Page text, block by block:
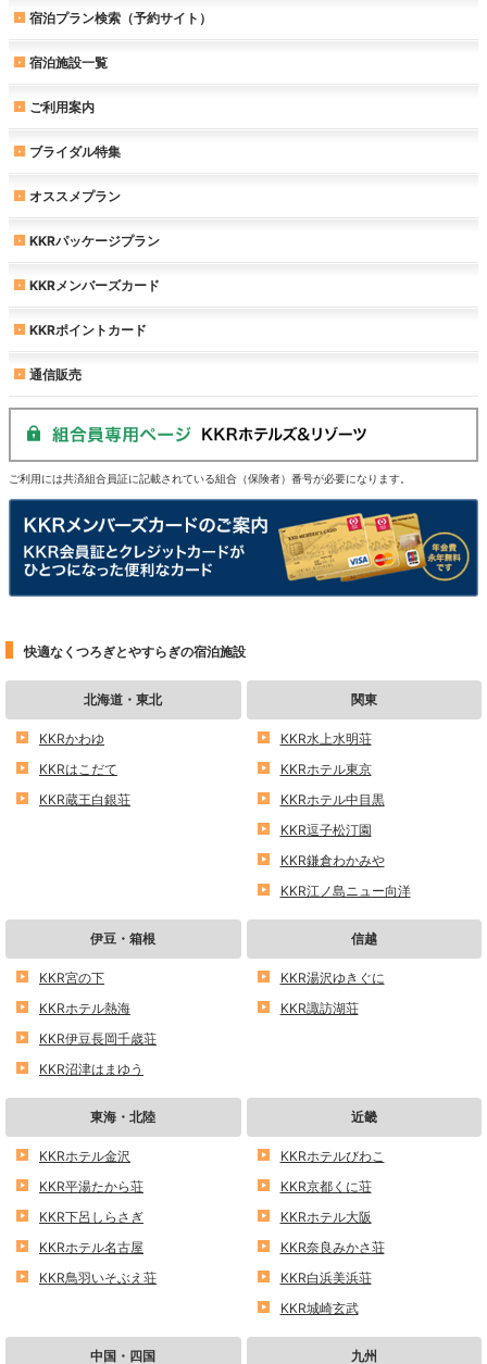
宿泊プラン検索（予約サイト）
宿泊施設一覧
ご利用案内
ブライダル特集
オススメプラン
KKRパッケージプラン
KKRメンバーズカード
KKRポイントカード
通信販売
ご利用には共済組合員証に記載されている組合（保険者）番号が必要になります。
快適なくつろぎとやすらぎの宿泊施設
北海道・東北
KKRかわゆ
KKRはこだて
KKR蔵王白銀荘
関東
KKR水上水明荘
KKRホテル東京
KKRホテル中目黒
KKR逗子松汀園
KKR鎌倉わかみや
KKR江ノ島ニュー向洋
伊豆・箱根
KKR宮の下
KKRホテル熱海
KKR伊豆長岡千歳荘
KKR沼津はまゆう
信越
KKR湯沢ゆきぐに
KKR諏訪湖荘
東海・北陸
KKRホテル金沢
KKR平湯たから荘
KKR下呂しらさぎ
KKRホテル名古屋
KKR鳥羽いそぶえ荘
近畿
KKRホテルびわこ
KKR京都くに荘
KKRホテル大阪
KKR奈良みかさ荘
KKR白浜美浜荘
KKR城崎玄武
中国・四国 九州